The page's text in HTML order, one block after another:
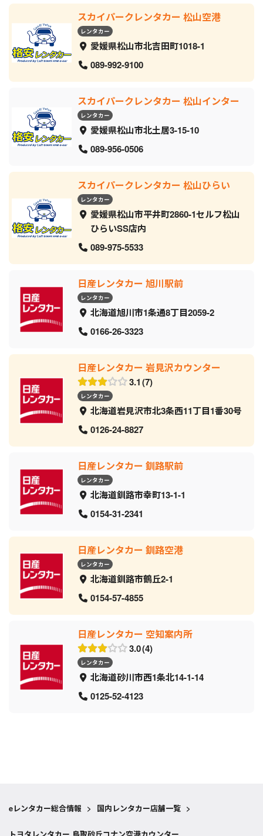
スカイパークレンタカー 松山空港
レンタカー
愛媛県松山市北吉田町1018-1
089-992-9100
スカイパークレンタカー 松山インター
レンタカー
愛媛県松山市北土居3-15-10
089-956-0506
スカイパークレンタカー 松山ひらい
レンタカー
愛媛県松山市平井町2860-1セルフ松山
ひらいSS店内
089-975-5533
日産レンタカー 旭川駅前
レンタカー
北海道旭川市1条通8丁目2059‐2
0166-26-3323
日産レンタカー 岩見沢カウンター
3.1 7
レンタカー
北海道岩見沢市北3条西11丁目1番30号
0126-24-8827
日産レンタカー 釧路駅前
レンタカー
北海道釧路市幸町13-1-1
0154-31-2341
日産レンタカー 釧路空港
レンタカー
北海道釧路市鶴丘2-1
0154-57-4855
日産レンタカー 空知案内所
3.0 4
レンタカー
北海道砂川市西1条北14-1-14
0125-52-4123
eレンタカー総合情報 > 国内レンタカー店舗一覧 >